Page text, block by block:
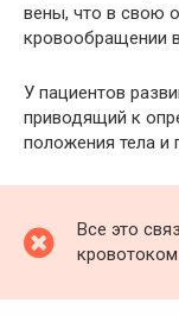
вены, что в свою
кровообращении
У пациентов
приводящий к
положения тела и
Все это
кровотоком